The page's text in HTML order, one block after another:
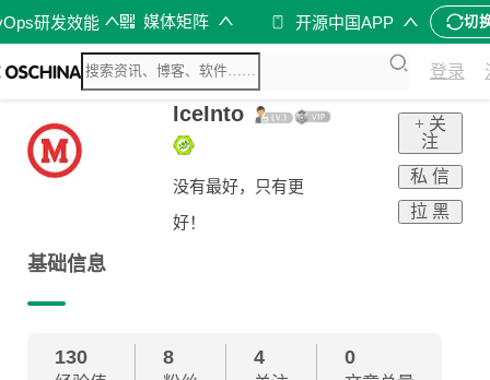
研发效能 媒体矩阵 开源中国APP 切
登录
IceInto
没有最好，只有更
好！
+ 关
注
私 信
拉 黑
基础信息
130 8 4 0